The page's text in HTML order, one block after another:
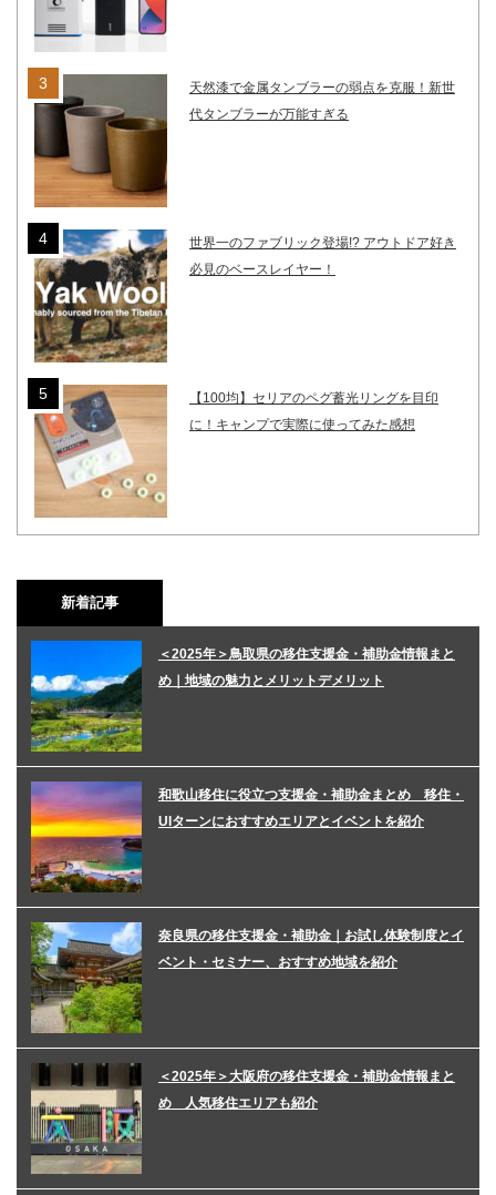
天然漆で金属タンブラーの弱点を克服！新世
代タンブラーが万能すぎる
世界一のファブリック登場!? アウトドア好き
必見のベースレイヤー！
【100均】セリアのペグ蓄光リングを目印
に！キャンプで実際に使ってみた感想
新着記事
＜2025年＞鳥取県の移住支援金・補助金情報まと
め｜地域の魅力とメリットデメリット
和歌山移住に役立つ支援金・補助金まとめ 移住・
UIターンにおすすめエリアとイベントを紹介
奈良県の移住支援金・補助金｜お試し体験制度とイ
ベント・セミナー、おすすめ地域を紹介
＜2025年＞大阪府の移住支援金・補助金情報まと
め 人気移住エリアも紹介